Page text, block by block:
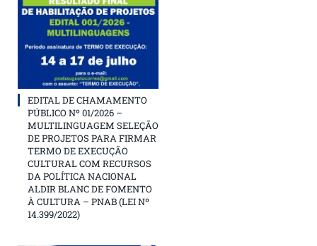
EDITAL DE CHAMAMENTO
PÚBLICO Nº 01/2026 –
MULTILINGUAGEM SELEÇÃO
DE PROJETOS PARA FIRMAR
TERMO DE EXECUÇÃO
CULTURAL COM RECURSOS
DA POLÍTICA NACIONAL
ALDIR BLANC DE FOMENTO
À CULTURA – PNAB (LEI Nº
14.399/2022)